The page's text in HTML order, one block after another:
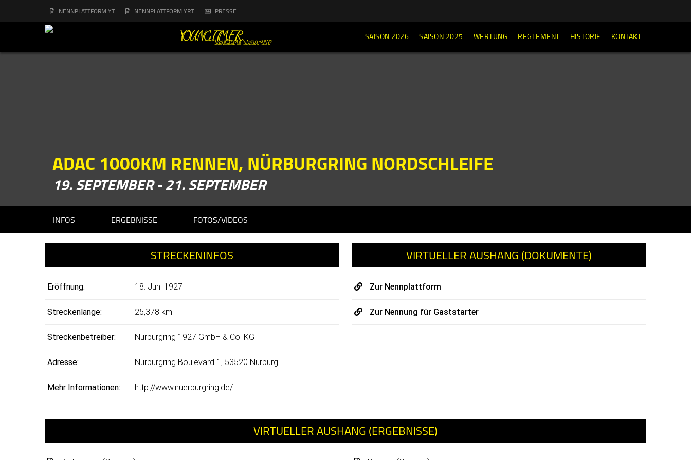
NENNPLATTFORM YT NENNPLATTFORM YRT PRESSE
SAISON 2026 SAISON 2025 WERTUNG REGLEMENT HISTORIE KONTAKT
ADAC 1000KM RENNEN, NÜRBURGRING NORDSCHLEIFE
19. SEPTEMBER - 21. SEPTEMBER
INFOS ERGEBNISSE FOTOS/VIDEOS
STRECKENINFOS
Eröffnung: 18. Juni 1927
Streckenlänge: 25,378 km
Streckenbetreiber: Nürburgring 1927 GmbH & Co. KG
Adresse: Nürburgring Boulevard 1, 53520 Nürburg
Mehr Informationen: http://www.nuerburgring.de/
VIRTUELLER AUSHANG (DOKUMENTE)
Zur Nennplattform
Zur Nennung für Gaststarter
VIRTUELLER AUSHANG (ERGEBNISSE)